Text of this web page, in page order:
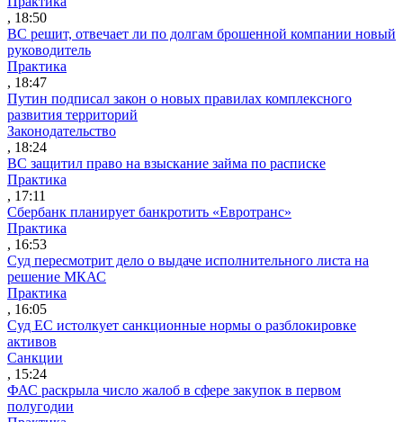
, 18:50
ВС решит, отвечает ли по долгам брошенной компании новый
руководитель
Практика
, 18:47
Путин подписал закон о новых правилах комплексного
развития территорий
Законодательство
, 18:24
ВС защитил право на взыскание займа по расписке
Практика
, 17:11
Сбербанк планирует банкротить «Евротранс»
Практика
, 16:53
Суд пересмотрит дело о выдаче исполнительного листа на
решение МКАС
Практика
, 16:05
Суд ЕС истолкует санкционные нормы о разблокировке
активов
Санкции
, 15:24
ФАС раскрыла число жалоб в сфере закупок в первом
полугодии